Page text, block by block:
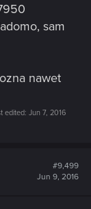
sam
nawet
edited: Jun 7, 2016
#9,499
Jun 9, 2016